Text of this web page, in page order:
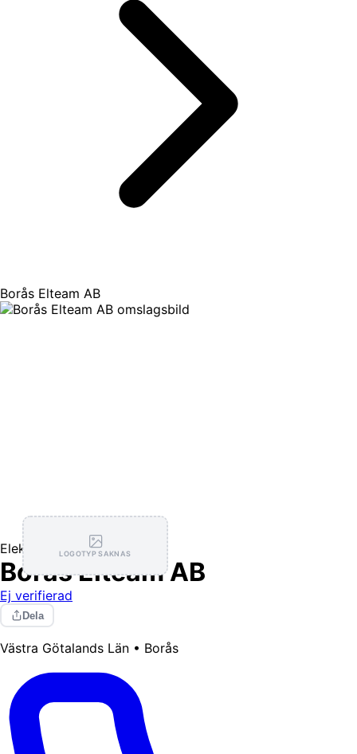
Borås Elteam AB
LOGOTYP SAKNAS
Elektriker
Borås Elteam AB
Ej verifierad
Dela
Västra Götalands Län • Borås